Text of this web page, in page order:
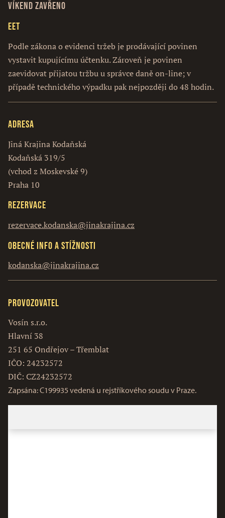
Víkend zavřeno
EET
Podle zákona o evidenci tržeb je prodávající povinen
vystavit kupujícímu účtenku. Zároveň je povinen
zaevidovat přijatou tržbu u správce daně on-line; v
případě technického výpadku pak nejpozději do 48 hodin.
Adresa
Jiná Krajina Kodaňská
Kodaňská 319/5
(vchod z Moskevské 9)
Praha 10
Rezervace
rezervace.kodanska@jinakrajina.cz
Obecné info a stížnosti
kodanska@jinakrajina.cz
Provozovatel
Vosín s.r.o.
Hlavní 38
251 65 Ondřejov – Třemblat
IČO: 24232572
DIČ: CZ24232572
Zapsána: C199935 vedená u rejstříkového soudu v Praze.